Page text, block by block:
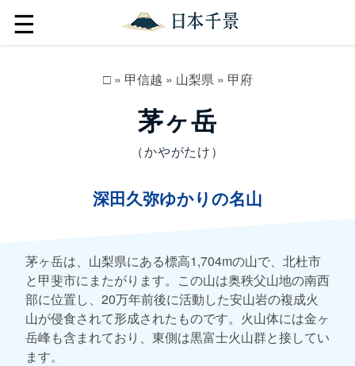
☰
□» 甲信越 » 山梨県» 甲府
茅ヶ岳
（かやがたけ）
深田久弥ゆかりの名山
茅ヶ岳は、山梨県にある標高1,704mの山で、北杜市
と甲斐市にまたがります。この山は奥秩父山地の南西
部に位置し、20万年前後に活動した安山岩の複成火
山が侵食されて形成されたものです。火山体には金ヶ
岳峰も含まれており、東側は黒富士火山群と接してい
ます。